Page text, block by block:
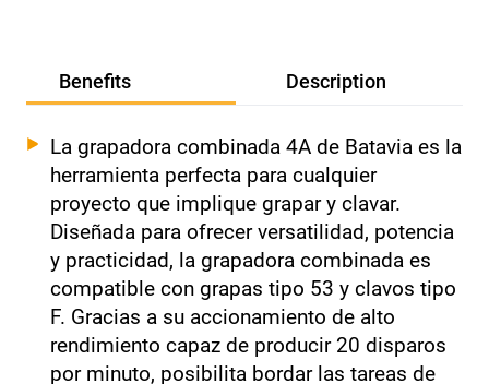
Benefits Description
La grapadora combinada 4A de Batavia es la
herramienta perfecta para cualquier
proyecto que implique grapar y clavar.
Diseñada para ofrecer versatilidad, potencia
y practicidad, la grapadora combinada es
compatible con grapas tipo 53 y clavos tipo
F. Gracias a su accionamiento de alto
rendimiento capaz de producir 20 disparos
por minuto, posibilita bordar las tareas de